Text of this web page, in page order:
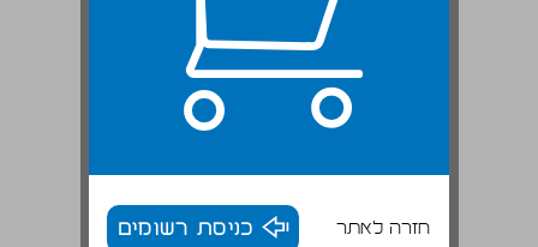
חזרה לאתר כניסת רשומים